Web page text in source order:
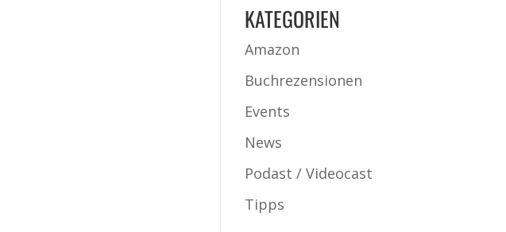
KATEGORIEN
Amazon
Buchrezensionen
Events
News
Podast / Videocast
Tipps